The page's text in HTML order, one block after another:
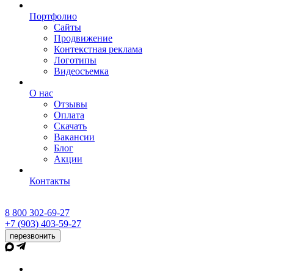
Портфолио
Сайты
Продвижение
Контекстная реклама
Логотипы
Видеосъемка
О нас
Отзывы
Оплата
Скачать
Вакансии
Блог
Акции
Контакты
8 800 302-69-27
+7 (903) 403-59-27
перезвонить